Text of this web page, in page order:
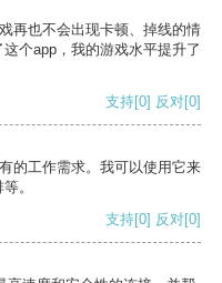
再也不会出现卡顿、掉线的情
个app，我的游戏水平提升了
支持[0] 反对[0]
的工作需求。我可以使用它来
。
支持[0] 反对[0]